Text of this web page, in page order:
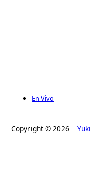
En Vivo
Copyright © 2026